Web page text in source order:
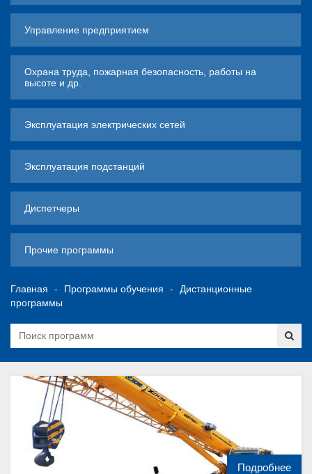
Управление предприятием
Охрана труда, пожарная безопасность, работы на
высоте и др.
Эксплуатация электрических сетей
Эксплуатация подстанций
Диспетчеры
Прочие программы
Главная Программы обучения
Дистанционные
программы
Подробнее